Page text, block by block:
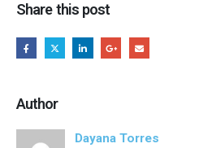
Share this post
Author
Dayana Torres